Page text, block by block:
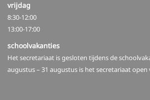
vrijdag
8:30-12:00
13:00-17:00
schoolvakanties
Het secretariaat is gesloten tijdens de
augustus – 31 augustus is het secretariaat open